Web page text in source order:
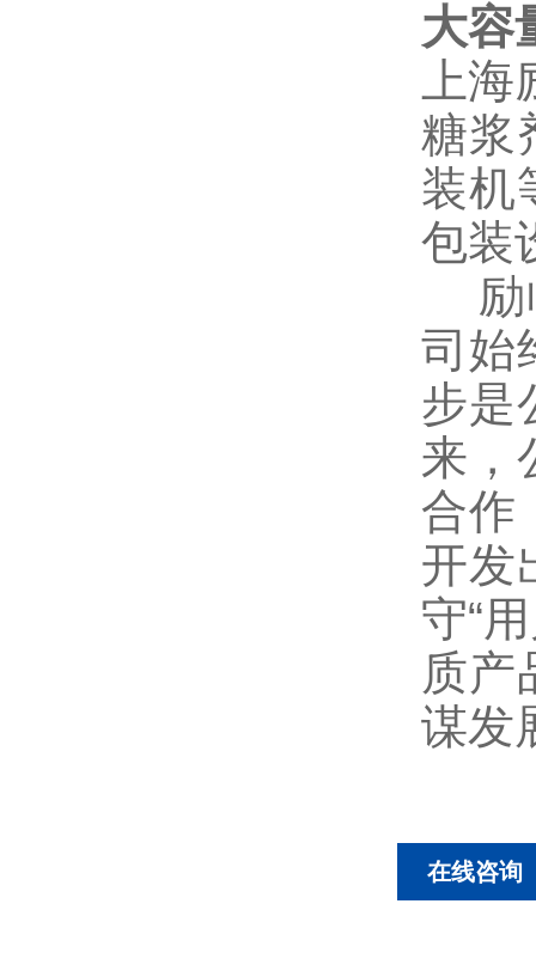
大容
上
糖浆
装机
包装
励
司始
步是
来，
合作
开发
守“
质产
谋发
在线咨询